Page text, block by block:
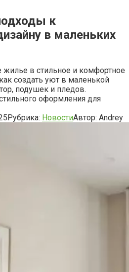
к
в маленьких
жилье в стильное и комфортное
создать уют в маленькой
подушек и пледов.
оформления для
Рубрика: НовостиАвтор: Andrey